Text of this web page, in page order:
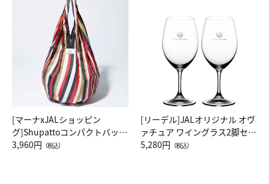
[マーナxJALショッピン
グ]Shupattoコンパクトバッグ
Drop JAL客室乗務員（LC）ス
3,960円 （税込）
[リーデル]JALオリジナル オヴ
ァチュア ワイングラス2脚セッ
ト（レッドワイン）
5,280円 （税込）